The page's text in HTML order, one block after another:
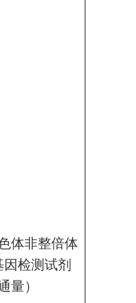
体非整倍体
检测试剂
量）